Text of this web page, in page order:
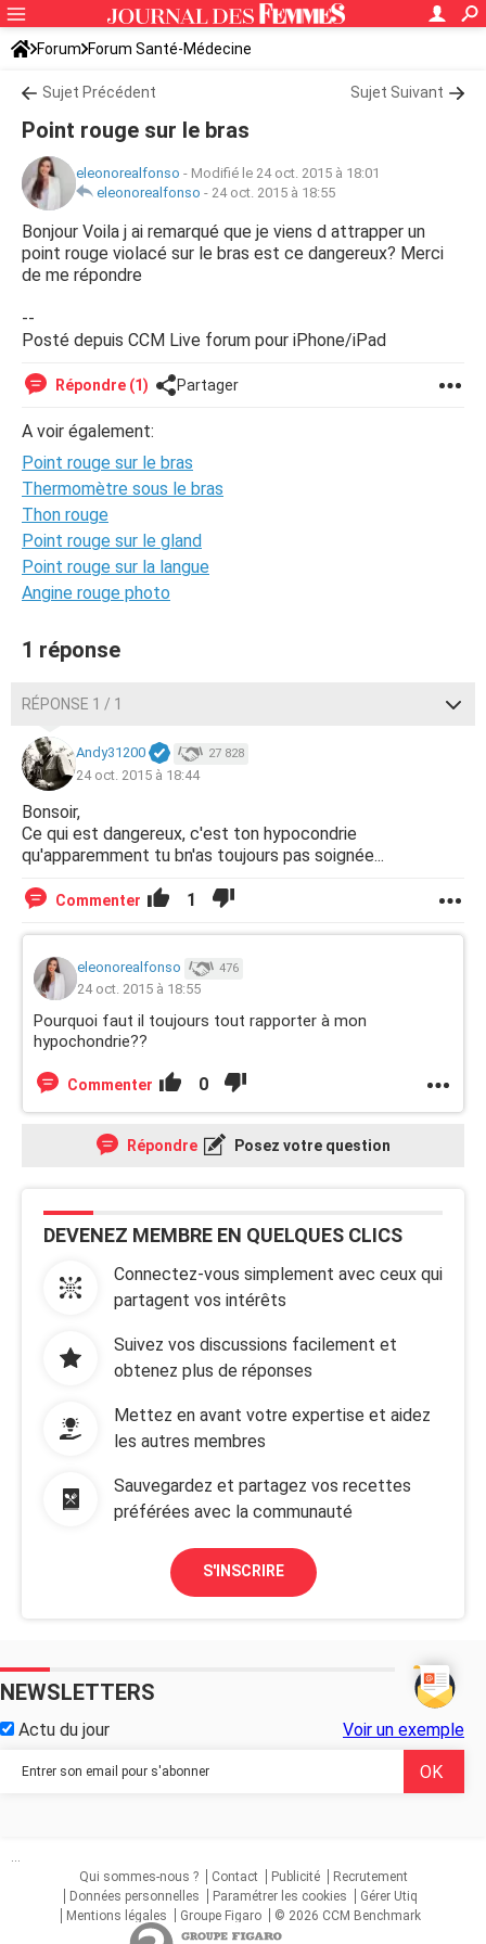
Forum Forum Santé-Médecine
Symptômes et maladies courantes
Sujet Précédent Sujet Suivant
Point rouge sur le bras
eleonorealfonso - Modifié le 24 oct. 2015 à 18:01
eleonorealfonso - 24 oct. 2015 à 18:55
Bonjour Voila j ai remarqué que je viens d attrapper un
point rouge violacé sur le bras est ce dangereux? Merci
de me répondre
--
Posté depuis CCM Live forum pour iPhone/iPad
Répondre (1) Partager
A voir également:
Point rouge sur le bras
Thermomètre sous le bras
Thon rouge
Point rouge sur le gland
Point rouge sur la langue
Angine rouge photo
1 réponse
RÉPONSE 1 / 1
Andy31200 27 828
24 oct. 2015 à 18:44
Bonsoir,
Ce qui est dangereux, c'est ton hypocondrie
qu'apparemment tu bn'as toujours pas soignée...
Commenter 1
eleonorealfonso 476
24 oct. 2015 à 18:55
Pourquoi faut il toujours tout rapporter à mon
hypochondrie??
Commenter 0
Répondre Posez votre question
DEVENEZ MEMBRE EN QUELQUES CLICS
Connectez-vous simplement avec ceux qui
partagent vos intérêts
Suivez vos discussions facilement et
obtenez plus de réponses
Mettez en avant votre expertise et aidez
les autres membres
Sauvegardez et partagez vos recettes
préférées avec la communauté
S'INSCRIRE
NEWSLETTERS
Actu du jour Voir un exemple
...
Qui sommes-nous ?
Contact Publicité
Recrutement
Données personnelles
Paramétrer les cookies
Gérer Utiq
Mentions légales
Groupe Figaro © 2026 CCM Benchmark